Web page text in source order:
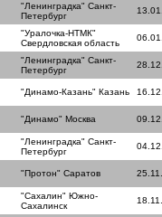
"Ленинградка" Санкт-
Петербург
"Уралочка-НТМК"
Свердловская область
"Ленинградка" Санкт-
Петербург
"Динамо-Казань" Казань
"Динамо" Москва
"Ленинградка" Санкт-
Петербург
"Протон" Саратов
"Сахалин" Южно-
Сахалинск